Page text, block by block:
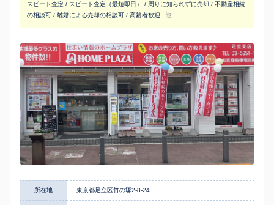
スピード査定 / スピード査定（最短即日） / 周りに知られずに売却 / 不動産相続
の相談可 / 離婚による売却の相談可 / 高齢者歓迎
他...
所在地 東京都足立区竹の塚2-8-24